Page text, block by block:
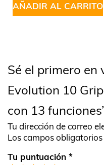
AÑADIR AL CARRITO
Sé el primero en
Evolution 10
con 13
Tu dirección de correo
Los campos
Tu puntuación *